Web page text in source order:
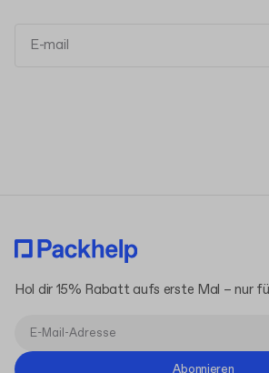
Hol dir 15% Rabatt aufs erste Mal – nur
Abonnieren